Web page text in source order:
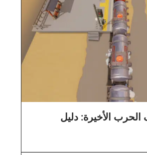
الحرب الأخيرة: دليل